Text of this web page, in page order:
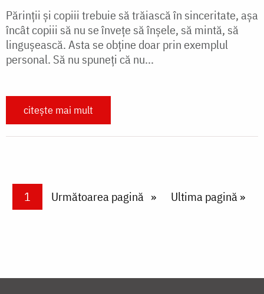
Părinţii şi copiii trebuie să trăiască în sinceritate, aşa
încât copiii să nu se înveţe să înşele, să mintă, să
linguşească. Asta se obţine doar prin exemplul
personal. Să nu spuneţi că nu...
citește mai mult
PaginareCurrent page
1 Next page
Următoarea pagină Last page
Ultima pagină »